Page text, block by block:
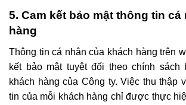
5. Cam kết bảo mật thông tin cá
hàng
Thông tin cá nhân của khách hàng trên
kết bảo mật tuyệt đối theo chính sách
khách hàng của Công ty. Việc thu thập
tin của mỗi khách hàng chỉ được thực